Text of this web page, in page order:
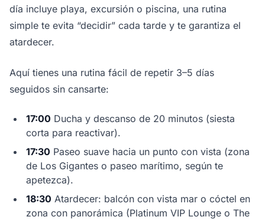
día incluye playa, excursión o piscina, una rutina
simple te evita “decidir” cada tarde y te garantiza el
atardecer.
Aquí tienes una rutina fácil de repetir 3–5 días
seguidos sin cansarte:
17:00 Ducha y descanso de 20 minutos (siesta
corta para reactivar).
17:30 Paseo suave hacia un punto con vista (zona
de Los Gigantes o paseo marítimo, según te
apetezca).
18:30 Atardecer: balcón con vista mar o cóctel en
zona con panorámica (Platinum VIP Lounge o The